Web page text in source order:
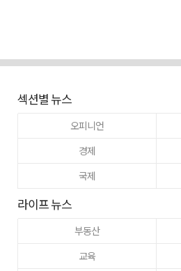
섹션별 뉴스
오피니언
경제
국제
라이프 뉴스
부동산
교육